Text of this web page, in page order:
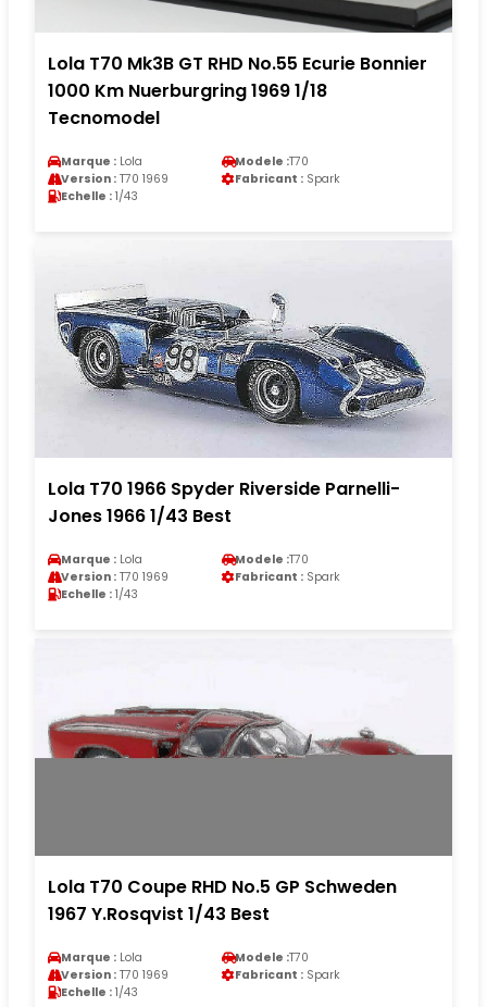
Lola T70 Mk3B GT RHD No.55 Ecurie Bonnier
1000 Km Nuerburgring 1969 1/18
Tecnomodel
Marque : Lola Modele :T70
Version : T70 1969 Fabricant : Spark
Echelle : 1/43
Lola T70 1966 Spyder Riverside Parnelli-
Jones 1966 1/43 Best
Marque : Lola Modele :T70
Version : T70 1969 Fabricant : Spark
Echelle : 1/43
Lola T70 Coupe RHD No.5 GP Schweden
1967 Y.Rosqvist 1/43 Best
Marque : Lola Modele :T70
Version : T70 1969 Fabricant : Spark
Echelle : 1/43